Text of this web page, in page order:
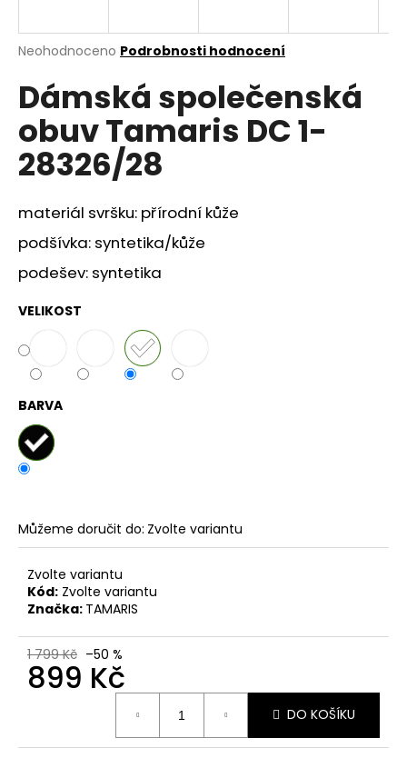
Průměrné
produktu
je
z
5
hvězdiček.
Neohodnoceno Podrobnosti hodnocení
Dámská společenská
obuv Tamaris DC 1-
28326/28
materiál svršku: přírodní kůže
podšívka: syntetika/kůže
podešev: syntetika
VELIKOST
BARVA
Můžeme doručit do: Zvolte variantu
Zvolte variantu
Kód: Zvolte variantu
Značka: TAMARIS
1 799 Kč –50 %
899 Kč
DO KOŠÍKU
j
t
?
HLEDAT
D
o
o
č
u
j
e
NAZOUVÁK
JEDNOPÁSKOVÝ
215201
KORKÁČ
599
Kč